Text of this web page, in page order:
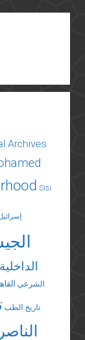
Archives
Sisi
الداخلية
الشرعي
تاريخ الطب
الناصر